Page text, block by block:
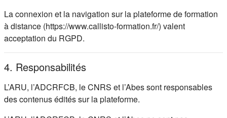
La connexion et la navigation sur la plateforme de formation
à distance (https://www.callisto-formation.fr/) valent
acceptation du RGPD.
4. Responsabilités
L’ARU, l’ADCRFCB, le CNRS et l’Abes sont responsables
des contenus édités sur la plateforme.